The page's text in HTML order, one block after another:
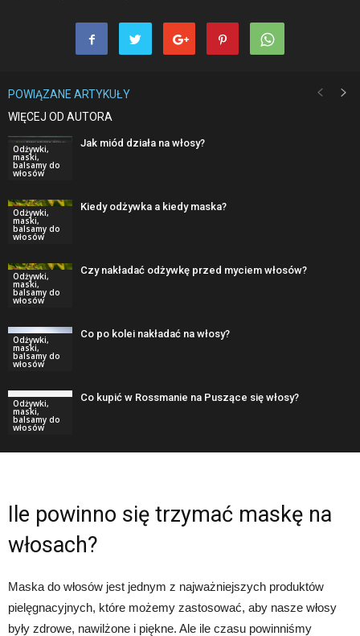
POWIĄZANE ARTYKUŁY
WIĘCEJ OD AUTORA
Odżywki,
maski,
balsamy do
włosów
Jak miód działa na włosy?
Odżywki,
maski,
balsamy do
włosów
Kiedy odżywka a kiedy maska?
Odżywki,
maski,
balsamy do
włosów
Czy nakładać odżywkę przed myciem włosów?
Odżywki,
maski,
balsamy do
włosów
Co po kolei nakładać na włosy?
Odżywki,
maski,
balsamy do
włosów
Co kupić w Rossmanie na Puszące się włosy?
Ile powinno się trzymać maskę na
włosach?
Maska do włosów jest jednym z najważniejszych produktów
pielęgnacyjnych, które możemy zastosować, aby nasze włosy
były zdrowe, nawilżone i piękne. Ale ile czasu powinniśmy